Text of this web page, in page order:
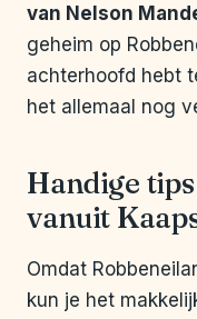
van Nelson
geheim op
achterhoofd hebt
het allemaal nog
Handige
vanuit
Omdat
kun je het